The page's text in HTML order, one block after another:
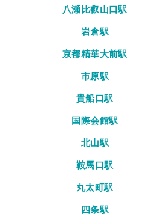
八瀬比叡山口駅
岩倉駅
京都精華大前駅
市原駅
貴船口駅
国際会館駅
北山駅
鞍馬口駅
丸太町駅
四条駅